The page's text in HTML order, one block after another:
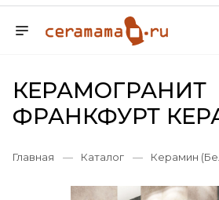
КЕРАМОГРАНИТ
ФРАНКФУРТ
Главная — Каталог — Керамин